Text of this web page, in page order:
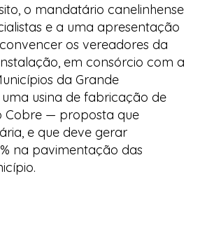
o mandatário canelinhense
e a uma apresentação
os vereadores da
em consórcio com a
da Grande
usina de fabricação de
Cobre — proposta que
e que deve gerar
na pavimentação das